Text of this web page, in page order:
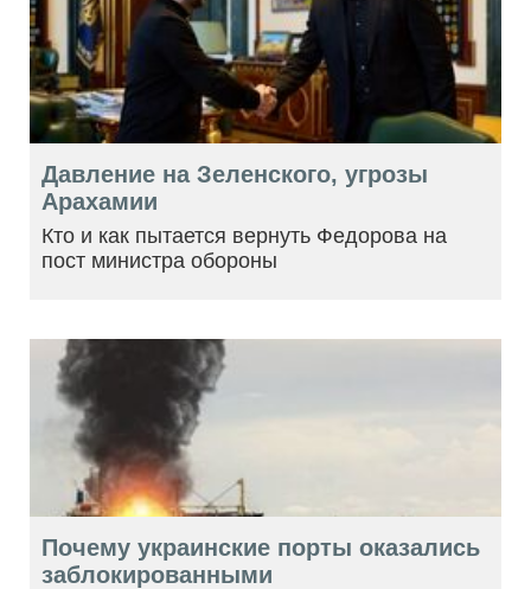
Давление на Зеленского, угрозы
Арахамии
Кто и как пытается вернуть Федорова на
пост министра обороны
Почему украинские порты оказались
заблокированными